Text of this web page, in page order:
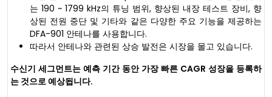
는 190 ~ 1799 kHz의 튜닝 범위, 향상된 내장 테스트 장비, 향
상된 전원 중단 및 기타와 같은 다양한 주요 기능을 제공하는
DFA-901 안테나를 사용합니다.
따라서 안테나와 관련된 상승 발전은 시장을 몰고 있습니다.
수신기 세그먼트는 예측 기간 동안 가장 빠른 CAGR 성장을 등록하
는 것으로 예상됩니다.